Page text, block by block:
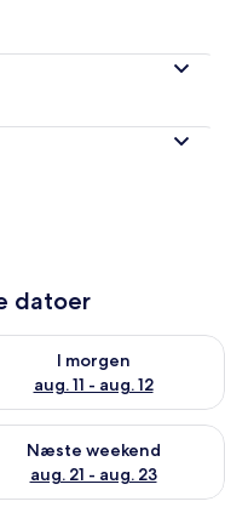
datoer
aug. 11
I morgen
aug. 11 - aug. 12
tilgængelighed for i
aug. 14 - aug. 16
Næste weekend
aug. 21 - aug. 23
tilgængelighed for næste